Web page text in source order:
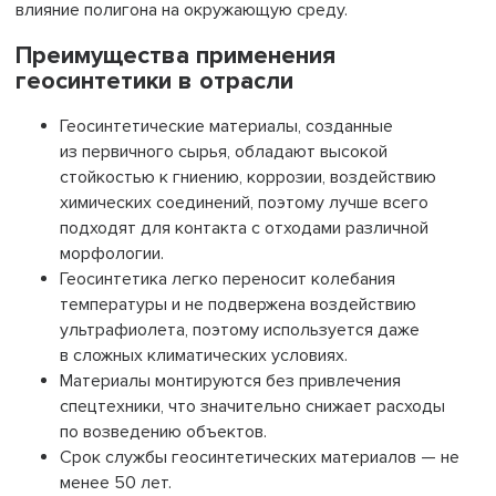
влияние полигона на окружающую среду.
Преимущества применения
геосинтетики в отрасли
Геосинтетические материалы, созданные
из первичного сырья, обладают высокой
стойкостью к гниению, коррозии, воздействию
химических соединений, поэтому лучше всего
подходят для контакта с отходами различной
морфологии.
Геосинтетика легко переносит колебания
температуры и не подвержена воздействию
ультрафиолета, поэтому используется даже
в сложных климатических условиях.
Материалы монтируются без привлечения
спецтехники, что значительно снижает расходы
по возведению объектов.
Срок службы геосинтетических материалов — не
менее 50 лет.